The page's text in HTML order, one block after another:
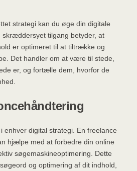
strategi kan du øge din digitale
skræddersyet tilgang betyder, at
er optimeret til at tiltrække og
Det handler om at være til stede,
er, og fortælle dem, hvorfor de
enhver digital strategi. En freelance
hjælpe med at forbedre din online
søgemaskineoptimering. Dette
og optimering af dit indhold,